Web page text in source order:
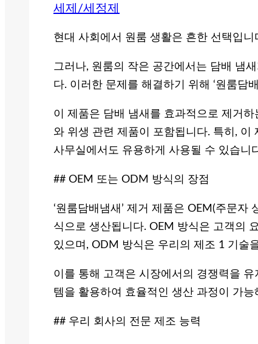
세제/세정제
현대 사회에서 원룸 생활은 흔한 선택입니
그러나, 원룸의 작은 공간에서는 담배 냄
다. 이러한 문제를 해결하기 위해 ‘원룸담
이 제품은 담배 냄새를 효과적으로 제거
와 위생 관련 제품이 포함됩니다. 특히,
사무실에서도 유용하게 사용될 수 있습니
## OEM 또는 ODM 방식의 장점
‘원룸담배냄새’ 제거 제품은 OEM(주문
식으로 생산됩니다. OEM 방식은 고객의
있으며, ODM 방식은 우리의 제조 1 기술
이를 통해 고객은 시장에서의 경쟁력을
템을 활용하여 효율적인 생산 과정이 가능
## 우리 회사의 전문 제조 능력